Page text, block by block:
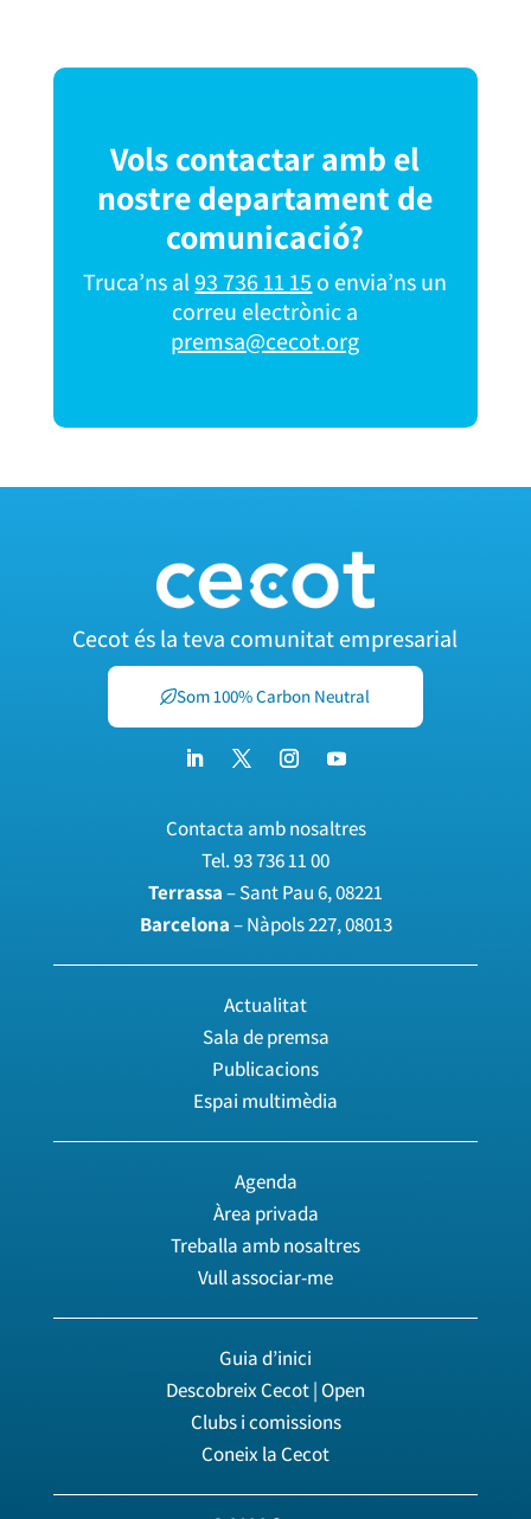
Vols contactar amb el
nostre departament de
comunicació?
Truca’ns al93 736 11 15 o envia’ns un
correu electrònic a
premsa@cecot.org
Cecot és la teva comunitat empresarial
Som 100% Carbon Neutral
Contacta amb nosaltres
Tel.93 736 11 00
Terrassa– Sant Pau 6, 08221
Barcelona– Nàpols 227, 08013
Actualitat
Sala de premsa
Publicacions
Espai multimèdia
Agenda
Àrea privada
Treballa amb nosaltres
Vull associar-me
Guia d’inici
Descobreix Cecot | Open
Clubs i comissions
Coneix la Cecot